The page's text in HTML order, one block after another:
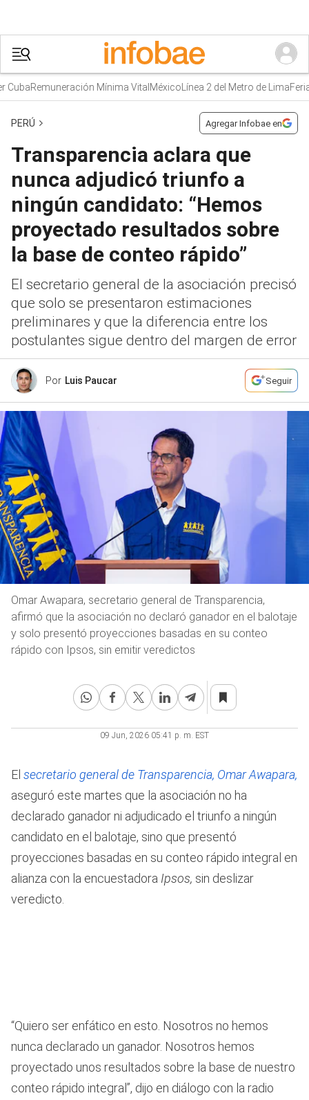
Remuneración Mínima VitalMéxicoLínea 2 del Metro de Lima
PERÚ Agregar Infobae en
Transparencia aclara que
nunca adjudicó triunfo a
ningún candidato: “Hemos
proyectado resultados sobre
la base de conteo rápido”
El secretario general de la asociación precisó
que solo se presentaron estimaciones
preliminares y que la diferencia entre los
postulantes sigue dentro del margen de error
Por Luis Paucar Seguir
Omar Awapara, secretario general de Transparencia,
afirmó que la asociación no declaró ganador en el balotaje
y solo presentó proyecciones basadas en su conteo
rápido con Ipsos, sin emitir veredictos
09 Jun, 2026 05:41 p. m. EST
El secretario general de Transparencia, Omar Awapara,
aseguró este martes que la asociación no ha
declarado ganador ni adjudicado el triunfo a ningún
candidato en el balotaje, sino que presentó
proyecciones basadas en su conteo rápido integral en
alianza con la encuestadora Ipsos, sin deslizar
veredicto.
“Quiero ser enfático en esto. Nosotros no hemos
nunca declarado un ganador. Nosotros hemos
proyectado unos resultados sobre la base de nuestro
conteo rápido integral”, dijo en diálogo con la radio